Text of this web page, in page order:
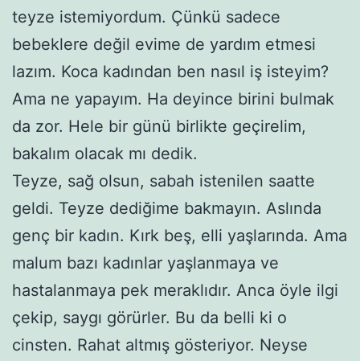
teyze istemiyordum. Çünkü sadece
bebeklere değil evime de yardım etmesi
lazım. Koca kadından ben nasıl iş isteyim?
Ama ne yapayım. Ha deyince birini bulmak
da zor. Hele bir günü birlikte geçirelim,
bakalım olacak mı dedik.
Teyze, sağ olsun, sabah istenilen saatte
geldi. Teyze dediğime bakmayın. Aslında
genç bir kadın. Kırk beş, elli yaşlarında. Ama
malum bazı kadınlar yaşlanmaya ve
hastalanmaya pek meraklıdır. Anca öyle ilgi
çekip, saygı görürler. Bu da belli ki o
cinsten. Rahat altmış gösteriyor. Neyse